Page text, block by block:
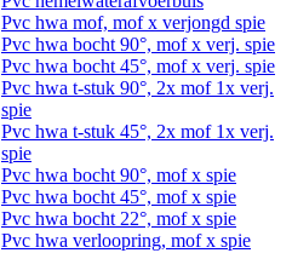
Pvc hwa mof, mof x verjongd spie
Pvc hwa bocht 90°, mof x verj. spie
Pvc hwa bocht 45°, mof x verj. spie
Pvc hwa t-stuk 90°, 2x mof 1x verj.
spie
Pvc hwa t-stuk 45°, 2x mof 1x verj.
spie
Pvc hwa bocht 90°, mof x spie
Pvc hwa bocht 45°, mof x spie
Pvc hwa bocht 22°, mof x spie
Pvc hwa verloopring, mof x spie